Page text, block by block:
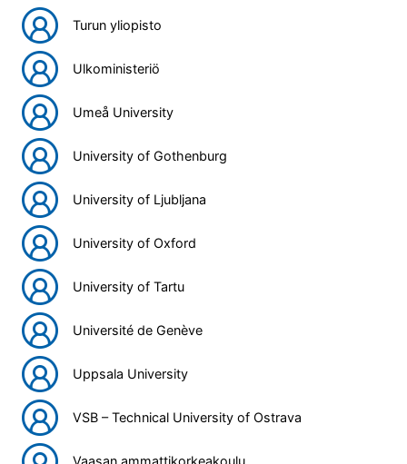
Turun yliopisto
Ulkoministeriö
Umeå University
University of Gothenburg
University of Ljubljana
University of Oxford
University of Tartu
Université de Genève
Uppsala University
VSB – Technical University of Ostrava
Vaasan ammattikorkeakoulu